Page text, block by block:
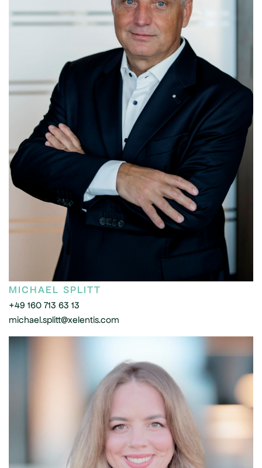
MICHAEL SPLITT
+49 160 713 63 13
michael.splitt@xelentis.com